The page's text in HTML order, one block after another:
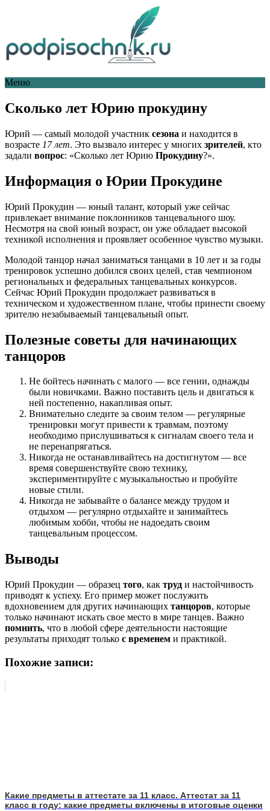
Меню
Сколько лет Юрию прокудину
Юрий — самый молодой участник сезона и находится в
возрасте 17 лет. Это вызвало интерес у многих зрителей, кто
задали вопрос: «Сколько лет Юрию Прокудину?».
Информация о Юрии Прокудине
Юрий Прокудин — юный талант, который уже сейчас
привлекает внимание поклонников танцевального шоу.
Несмотря на свой юный возраст, он уже обладает высокой
техникой исполнения и проявляет особенное чувство музыки.
Молодой танцор начал заниматься танцами в 10 лет и за годы
тренировок успешно добился своих целей, став чемпионом
региональных и федеральных танцевальных конкурсов.
Сейчас Юрий Прокудин продолжает развиваться в
техническом и художественном плане, чтобы принести своему
зрителю незабываемый танцевальный опыт.
Полезные советы для начинающих
танцоров
Не бойтесь начинать с малого — все гении, однажды
были новичками. Важно поставить цель и двигаться к
ней постепенно, накапливая опыт.
Внимательно следите за своим телом — регулярные
тренировки могут привести к травмам, поэтому
необходимо прислушиваться к сигналам своего тела и
не перенапрягаться.
Никогда не останавливайтесь на достигнутом — все
время совершенствуйте свою технику,
экспериментируйте с музыкальностью и пробуйте
новые стили.
Никогда не забывайте о балансе между трудом и
отдыхом — регулярно отдыхайте и занимайтесь
любимым хобби, чтобы не надоедать своим
танцевальным процессом.
Выводы
Юрий Прокудин — образец того, как труд и настойчивость
приводят к успеху. Его пример может послужить
вдохновением для других начинающих танцоров, которые
только начинают искать свое место в мире танцев. Важно
помнить, что в любой сфере деятельности настоящие
результаты приходят только с временем и практикой.
Похожие записи:
Какие предметы в аттестате за 11 класс. Аттестат за 11
класс в году: какие предметы включены в итоговые оценки